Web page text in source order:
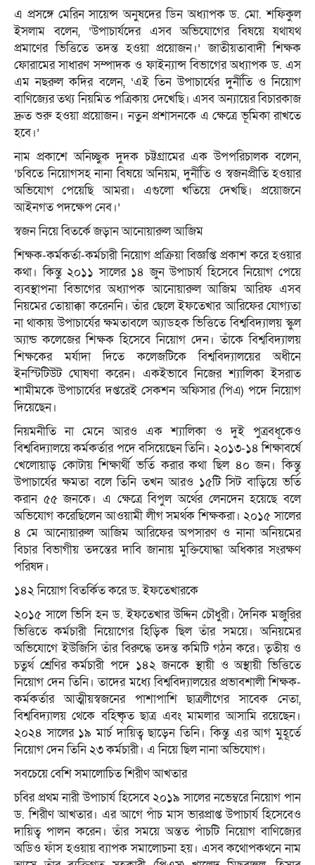
এ প্রসঙ্গে মেরিন সায়েন্স অনুষদের ডিন অধ্যাপক ড. মো. শফিকুল
ইসলাম বলেন, ‘উপাচার্যদের এসব অভিযোগের বিষয়ে যথাযথ
প্রমাণের ভিত্তিতে তদন্ত হওয়া প্রয়োজন।’ জাতীয়তাবাদী শিক্ষক
ফোরামের সাধারণ সম্পাদক ও ফাইন্যান্স বিভাগের অধ্যাপক ড. এস
এম নছরুল কদির বলেন, ‘এই তিন উপাচার্যের দুর্নীতি ও নিয়োগ
বাণিজ্যের তথ্য নিয়মিত পত্রিকায় দেখেছি। এসব অন্যায়ের বিচারকাজ
দ্রুত শুরু হওয়া প্রয়োজন। নতুন প্রশাসনকে এ ক্ষেত্রে ভূমিকা রাখতে
হবে।’
নাম প্রকাশে অনিচ্ছুক দুদক চট্টগ্রামের এক উপপরিচালক বলেন,
‘চবিতে নিয়োগসহ নানা বিষয়ে অনিয়ম, দুর্নীতি ও স্বজনপ্রীতি হওয়ার
অভিযোগ পেয়েছি আমরা। এগুলো খতিয়ে দেখছি। প্রয়োজনে
আইনগত পদক্ষেপ নেব।’
স্বজন নিয়ে বিতর্কে জড়ান আনোয়ারুল আজিম
শিক্ষক-কর্মকর্তা-কর্মচারী নিয়োগ প্রক্রিয়া বিজ্ঞপ্তি প্রকাশ করে হওয়ার
কথা। কিন্তু ২০১১ সালের ১৪ জুন উপাচার্য হিসেবে নিয়োগ পেয়ে
ব্যবস্থাপনা বিভাগের অধ্যাপক আনোয়ারুল আজিম আরিফ এসব
নিয়মের তোয়াক্কা করেননি। তাঁর ছেলে ইফতেখার আরিফের যোগ্যতা
না থাকায় উপাচার্যের ক্ষমতাবলে অ্যাডহক ভিত্তিতে বিশ্ববিদ্যালয় স্কুল
অ্যান্ড কলেজের শিক্ষক হিসেবে নিয়োগ দেন। তাঁকে বিশ্ববিদ্যালয়
শিক্ষকের মর্যাদা দিতে কলেজটিকে বিশ্ববিদ্যালয়ের অধীনে
ইনস্টিটিউট ঘোষণা করেন। একইভাবে নিজের শ্যালিকা ইসরাত
শামীমকে উপাচার্যের দপ্তরেই সেকশন অফিসার (পিএ) পদে নিয়োগ
দিয়েছেন।
নিয়মনীতি না মেনে আরও এক শ্যালিকা ও দুই পুত্রবধূকেও
বিশ্ববিদ্যালয়ে কর্মকর্তার পদে বসিয়েছেন তিনি। ২০১৩-১৪ শিক্ষাবর্ষে
খেলোয়াড় কোটায় শিক্ষার্থী ভর্তি করার কথা ছিল ৪০ জন। কিন্তু
উপাচার্যের ক্ষমতা বলে তিনি তখন আরও ১৫টি সিট বাড়িয়ে ভর্তি
করান ৫৫ জনকে। এ ক্ষেত্রে বিপুল অর্থের লেনদেন হয়েছে বলে
অভিযোগ করেছিলেন আওয়ামী লীগ সমর্থক শিক্ষকরা। ২০১৫ সালের
৪ মে আনোয়ারুল আজিম আরিফের অপসারণ ও নানা অনিয়মের
বিচার বিভাগীয় তদন্তের দাবি জানায় মুক্তিযোদ্ধা অধিকার সংরক্ষণ
পরিষদ।
১৪২ নিয়োগ বিতর্কিত করে ড. ইফতেখারকে
২০১৫ সালে ভিসি হন ড. ইফতেখার উদ্দিন চৌধুরী। দৈনিক মজুরির
ভিত্তিতে কর্মচারী নিয়োগের হিড়িক ছিল তাঁর সময়ে। অনিয়মের
অভিযোগে ইউজিসি তাঁর বিরুদ্ধে তদন্ত কমিটি গঠন করে। তৃতীয় ও
চতুর্থ শ্রেণির কর্মচারী পদে ১৪২ জনকে স্থায়ী ও অস্থায়ী ভিত্তিতে
নিয়োগ দেন তিনি। তাদের মধ্যে বিশ্ববিদ্যালয়ের প্রভাবশালী শিক্ষক-
কর্মকর্তার আত্মীয়স্বজনের পাশাপাশি ছাত্রলীগের সাবেক নেতা,
বিশ্ববিদ্যালয় থেকে বহিষ্কৃত ছাত্র এবং মামলার আসামি রয়েছেন।
২০২৪ সালের ১৯ মার্চ দায়িত্ব ছাড়েন তিনি। কিন্তু এর আগ মুহূর্তে
নিয়োগ দেন তিনি ২৩ কর্মচারী। এ নিয়ে ছিল নানা অভিযোগ।
সবচেয়ে বেশি সমালোচিত শিরীণ আখতার
চবির প্রথম নারী উপাচার্য হিসেবে ২০১৯ সালের নভেম্বরে নিয়োগ পান
ড. শিরীণ আখতার। এর আগে পাঁচ মাস ভারপ্রাপ্ত উপাচার্য হিসেবেও
দায়িত্ব পালন করেন। তাঁর সময়ে অন্তত পাঁচটি নিয়োগ বাণিজ্যের
অডিও ফাঁস হওয়ায় ব্যাপক সমালোচনা হয়। এসব কথোপকথনে নাম